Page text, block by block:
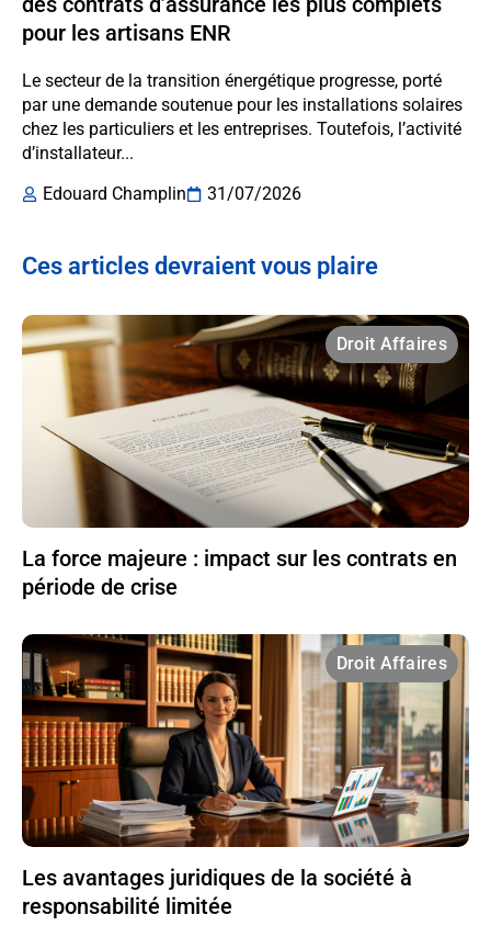
pour les artisans ENR
Le secteur de la transition énergétique progresse, porté
par une demande soutenue pour les installations solaires
chez les particuliers et les entreprises. Toutefois, l’activité
d’installateur...
Edouard Champlin
31/07/2026
Ces articles devraient vous plaire
Droit Affaires
La force majeure : impact sur les contrats en
période de crise
Droit Affaires
Les avantages juridiques de la société à
responsabilité limitée